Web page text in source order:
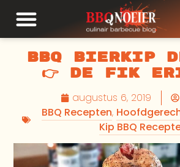
BBQ Bierkip
👉 De Fik
augustus 6, 2019
BBQ Recepten,
Kip BBQ